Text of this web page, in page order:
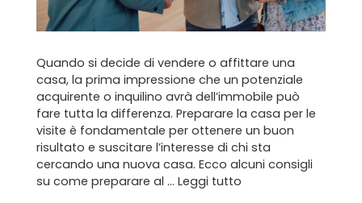
Quando si decide di vendere o affittare una
casa, la prima impressione che un potenziale
acquirente o inquilino avrà dell’immobile può
fare tutta la differenza. Preparare la casa per le
visite è fondamentale per ottenere un buon
risultato e suscitare l’interesse di chi sta
cercando una nuova casa. Ecco alcuni consigli
su come preparare al … Leggi tutto